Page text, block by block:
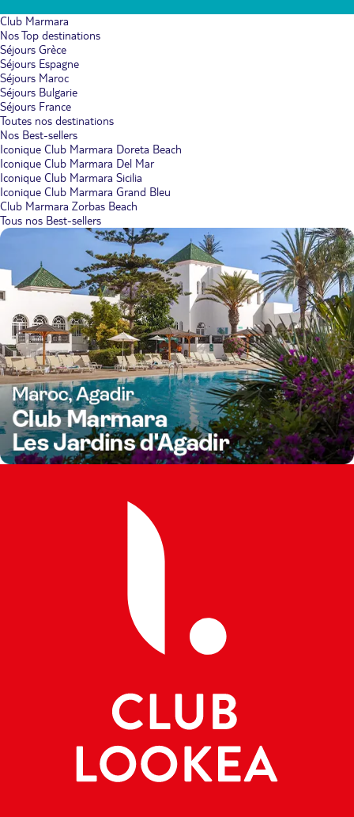
Club Marmara
Nos Top destinations
Séjours Grèce
Séjours Espagne
Séjours Maroc
Séjours Bulgarie
Séjours France
Toutes nos destinations
Nos Best-sellers
Iconique Club Marmara Doreta Beach
Iconique Club Marmara Del Mar
Iconique Club Marmara Sicilia
Iconique Club Marmara Grand Bleu
Club Marmara Zorbas Beach
Tous nos Best-sellers